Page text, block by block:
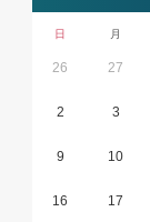
日 月
26 27
2 3
9 10
16 17